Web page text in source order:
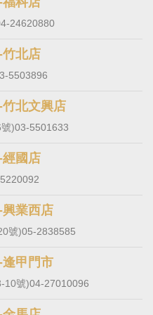
24620880
北店
5503896
北文興店
)03-5501633
國店
業西店
號)05-2838585
甲門市
10號)04-27010096